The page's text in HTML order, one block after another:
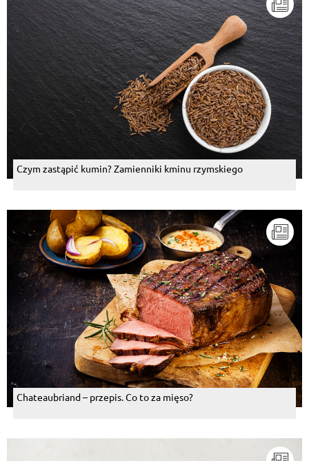
Czym zastąpić kumin? Zamienniki kminu rzymskiego
Chateaubriand – przepis. Co to za mięso?